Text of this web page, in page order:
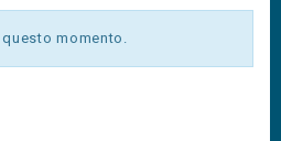
momento.